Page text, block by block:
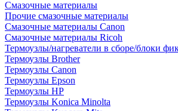
Смазочные материалы
Прочие смазочные материалы
Смазочные материалы Canon
Смазочные материалы Ricoh
Термоузлы/нагреватели в сборе/блоки
Термоузлы Brother
Термоузлы Canon
Термоузлы Epson
Термоузлы HP
Термоузлы Konica Minolta